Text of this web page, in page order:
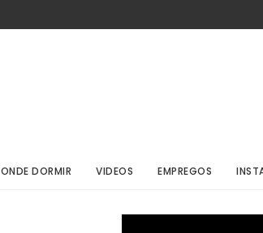
ONDE DORMIR VIDEOS EMPREGOS